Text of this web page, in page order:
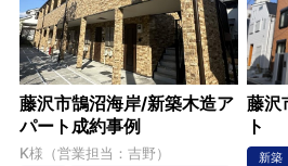
藤沢市鵠沼海岸/新築木造ア
パート成約事例
K様（営業担当：吉野）
藤沢
ト
新築